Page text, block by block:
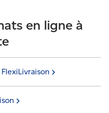
en ligne à
FlexiLivraison